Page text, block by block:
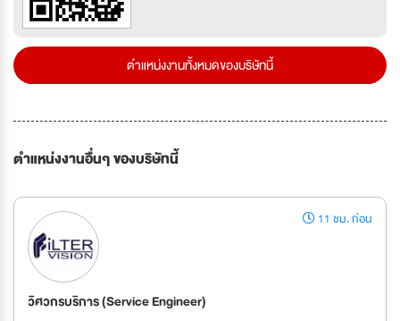
ตำแหน่งงานทั้งหมดของบริษัทนี้
ตำแหน่งงานอื่นๆ ของบริษัทนี้
11 ชม. ก่อน
วิศวกรบริการ (Service Engineer)